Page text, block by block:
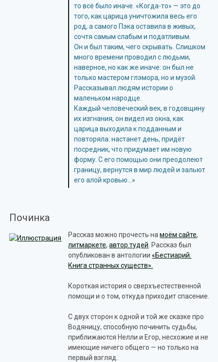
то всё было иначе. «Когда-то» — это до
того, как царица уничтожила весь его
род, а самого Пэка оставила в живых,
сочтя самым слабым и податливым.
Он и был таким, чего скрывать. Слишком
много времени проводил с людьми,
наверное, но как же иначе: он был не
только мастером глэмора, но и музой.
Рассказывал людям истории о
маленьком народце.
Каждый человеческий век, в годовщину
их изгнания, он видел из окна, как
царица выходила к подданным и
повторяла: настанет день, придёт
посредник, что придумает им новую
форму. С его помощью они преодолеют
границу, вернутся в мир людей и зальют
его алой кровью…»
Починка
Рассказ можно прочесть намоём сайте,
литмаркете,автор.тудей . Рассказ был
опубликован в антологии«Бестиарий.
Книга странных существ».
Короткая история о сверхъестественной
помощи и о том, откуда приходит спасение.
С двух сторон к одной и той же сказке про
Водяницу, способную починить судьбы,
приближаются Нелли и Егор, несхожие и не
имеющие ничего общего — но только на
первый взгляд.